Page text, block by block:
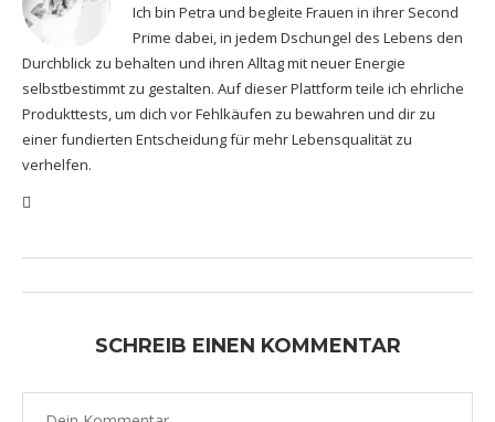
Ich bin Petra und begleite Frauen in ihrer Second
Prime dabei, in jedem Dschungel des Lebens den
Durchblick zu behalten und ihren Alltag mit neuer Energie
selbstbestimmt zu gestalten. Auf dieser Plattform teile ich ehrliche
Produkttests, um dich vor Fehlkäufen zu bewahren und dir zu
einer fundierten Entscheidung für mehr Lebensqualität zu
verhelfen.
SCHREIB EINEN KOMMENTAR